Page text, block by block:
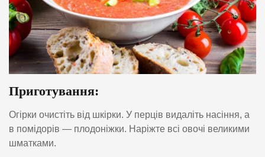
Приготування:
Огірки очистіть від шкірки. У перців видаліть насіння, а
в помідорів — плодоніжки. Наріжте всі овочі великими
шматками.